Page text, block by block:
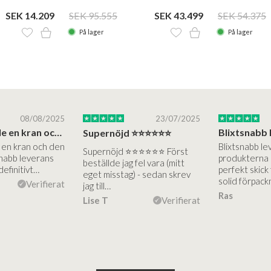
SEK 14.209 SEK 95.555 SEK 43.499
På lager
SEK 54.375
På lager
08/08/2025
Jag beställde en kran och den är jättebra…
kran och den
leverans
Verifierat
23/07/2025
Supernöjd ⭐️⭐️⭐️⭐️⭐️⭐️
Supernöjd ⭐️⭐️⭐️⭐️⭐️⭐️ Först
beställde jag fel vara (mitt
eget misstag) - sedan skrev
jag till…
Lise T
Verifierat
Blixtsnabb
produkterna
perfekt
solid
Ras